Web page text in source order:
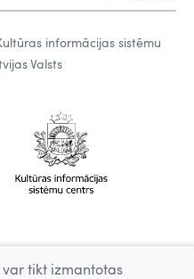
informācijas sistēmu
Valsts
var tikt izmantotas